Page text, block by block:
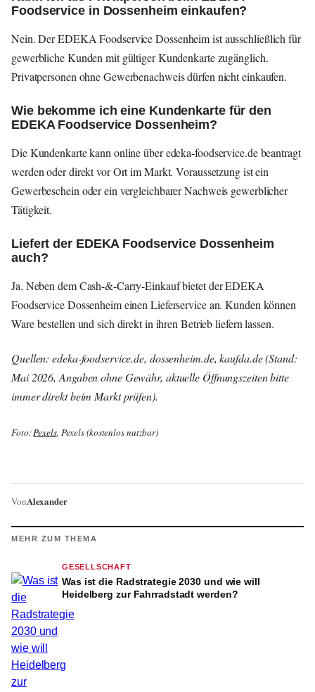
Foodservice in Dossenheim einkaufen?
Nein. Der EDEKA Foodservice Dossenheim ist ausschließlich für
gewerbliche Kunden mit gültiger Kundenkarte zugänglich.
Privatpersonen ohne Gewerbenachweis dürfen nicht einkaufen.
Wie bekomme ich eine Kundenkarte für den
EDEKA Foodservice Dossenheim?
Die Kundenkarte kann online über edeka-foodservice.de beantragt
werden oder direkt vor Ort im Markt. Voraussetzung ist ein
Gewerbeschein oder ein vergleichbarer Nachweis gewerblicher
Tätigkeit.
Liefert der EDEKA Foodservice Dossenheim
auch?
Ja. Neben dem Cash-&-Carry-Einkauf bietet der EDEKA
Foodservice Dossenheim einen Lieferservice an. Kunden können
Ware bestellen und sich direkt in ihren Betrieb liefern lassen.
Quellen: edeka-foodservice.de, dossenheim.de, kaufda.de (Stand:
Mai 2026, Angaben ohne Gewähr, aktuelle Öffnungszeiten bitte
immer direkt beim Markt prüfen).
Foto:Pexels, Pexels (kostenlos nutzbar)
VonAlexander
MEHR ZUM THEMA
GESELLSCHAFT
Was ist die Radstrategie 2030 und wie will
Heidelberg zur Fahrradstadt werden?